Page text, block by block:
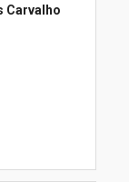
Carvalho